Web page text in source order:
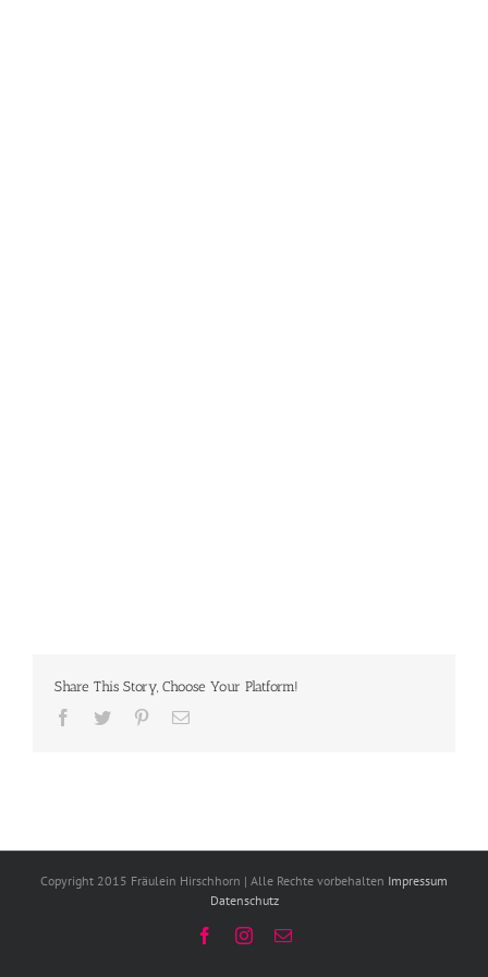
Share This Story, Choose Your Platform!
Facebook
Twitter Pinterest
E-
Copyright 2015 Fräulein Hirschhorn | Alle Rechte vorbehalten Impressum
Datenschutz
FacebookInstagram
E-